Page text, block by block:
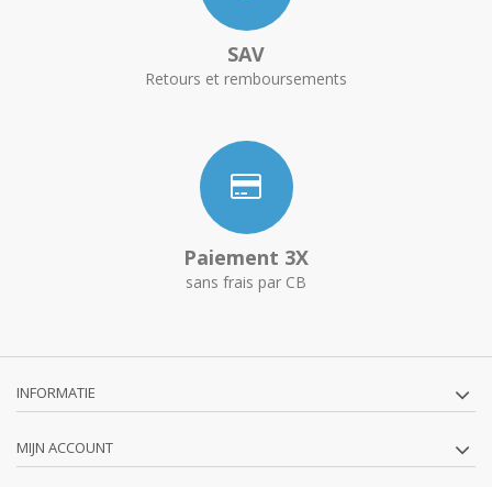
SAV
Retours et remboursements
Paiement 3X
sans frais par CB
INFORMATIE
MIJN ACCOUNT